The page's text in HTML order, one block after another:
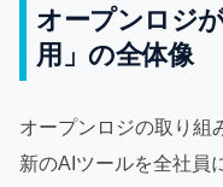
オープンロジ
用」の全体像
オープンロジの取り組
新のAIツールを全社員